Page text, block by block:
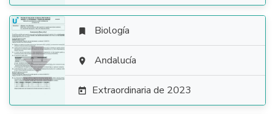

 Biología
 Andalucía
 Extraordinaria de 2023